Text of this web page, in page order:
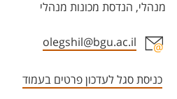
מנהלי, הנדסת מכונות מנהלי
olegshil@bgu.ac.il
כניסת סגל לעדכון פרטים בעמוד